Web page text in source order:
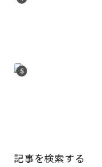
記事を検索する